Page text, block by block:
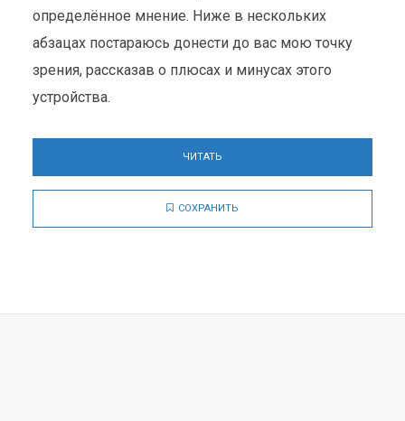
определённое мнение. Ниже в нескольких
абзацах постараюсь донести до вас мою точку
зрения, рассказав о плюсах и минусах этого
устройства.
ЧИТАТЬ
СОХРАНИТЬ